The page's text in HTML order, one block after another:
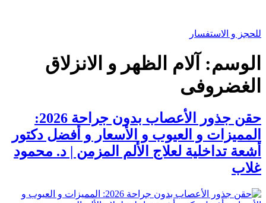
للحجز و الاستفسار
الوسم: آلام الظهر و الانزلاق
الغضروفى
حقن جذور الأعصاب بدون جراحة 2026:
المميزات و العيوب و الأسعار و أفضل دكتور
أشعة تداخلية لعلاج الألم المزمن | د. محمود
غلاب